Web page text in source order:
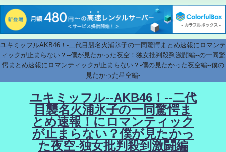
ユキミッフルAKB46！-二代目襲名火浦氷子の一同驚愕まとめ速報にロマンテ
ィックが止まらない？--僕が見たかった夜空！独女批判殺到激闘編--の一同驚
愕まとめ速報にロマンティックが止まらない？-僕の見たかった夜空編--僕の
見たかった星空編-
ユキミッフル--AKB46！--二代
目襲名火浦氷子の一同驚愕ま
とめ速報！にロマンティック
が止まらない？僕が見たかっ
た夜空-独女批判殺到激闘編